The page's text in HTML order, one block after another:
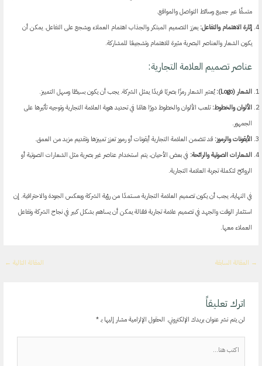
متسقًا عبر جميع وسائط التواصل والمواقع.
إثارة الاهتمام والتفاعل: يعزز التصميم المبتكر والجذاب اهتمام العملاء ويشجع على التفاعل. يمكن أن
يكون الشعار والعناصر البصرية مثيرة للاهتمام وتشجيعًا للمشاركة.
عناصر تصميم العلامة التجارية:
الشعار (Logo):
يُعتبر الشعار رمزًا بصريًا فريدًا يمثل الشركة. يجب أن يكون بسيطًا وسهل التمييز.
الألوان والخطوط:تلعب الألوان والخطوط دورًا هامًا في تحديد هوية العلامة التجارية وتوجيه تأثيرها على
الجمهور.
الأيقونات والرموز: قد تتضمن العلامة التجارية أيقونات أو رموز تعزز تمييزها وتقديم مزيد من العمق.
الشعارات الصوتية والرائحة: في بعض الأحيان، يتم استخدام عناصر غير بصرية مثل الشعارات الصوتية أو
الروائح لتكملة تجربة العلامة التجارية.
في النهاية، يجب أن يكون تصميم العلامة التجارية مستمدًا من رؤية الشركة ويعكس الجودة والاحترافية. إن
استثمار الوقت والجهد في تصميم علامة تجارية فعّالة يمكن أن يساهم بشكل كبير في نجاح الشركة وتفاعل
العملاء معها.
→ المقالة السابقة المقالة التالية ←
اترك تعليقاً
لن يتم نشر عنوان بريدك الإلكتروني. الحقول الإلزامية مشار إليها بـ*